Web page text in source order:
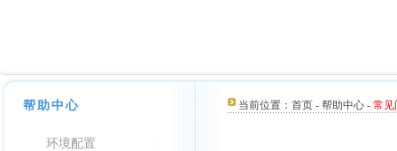
帮助中心
环境配置
当前位置： 首页 - 帮助中心 - 常见